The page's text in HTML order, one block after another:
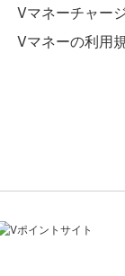
Vマネーチャー
Vマネーの利用